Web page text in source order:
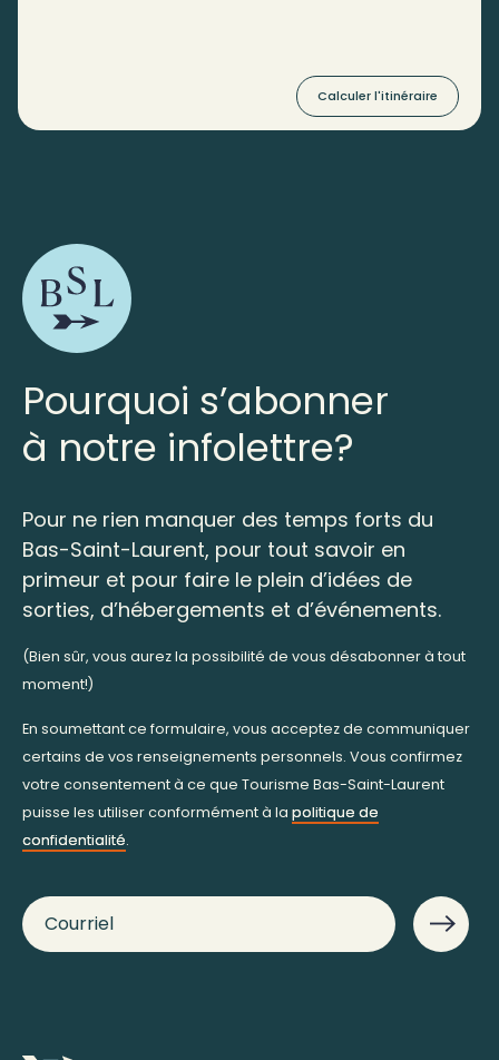
Calculer l'itinéraire
Pourquoi s’abonner
à notre infolettre?
Pour ne rien manquer des temps forts du
Bas-Saint-Laurent, pour tout savoir en
primeur et pour faire le plein d’idées de
sorties, d’hébergements et d’événements.
(Bien sûr, vous aurez la possibilité de vous désabonner à tout
moment!)
En soumettant ce formulaire, vous acceptez de communiquer
certains de vos renseignements personnels. Vous confirmez
votre consentement à ce que Tourisme Bas-Saint-Laurent
puisse les utiliser conformément à la politique de
confidentialité.